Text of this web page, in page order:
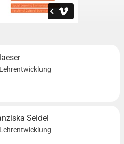
Seidel